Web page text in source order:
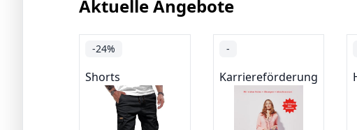
Aktuelle Angebote
-24%
Shorts
-
Karriereförderung &